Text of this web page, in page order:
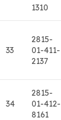
1310
33
2815-
01-411-
2137
34
2815-
01-412-
8161